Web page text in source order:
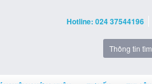
Hotline: 024 37544196